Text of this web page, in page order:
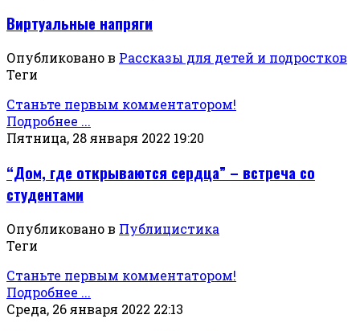
Виртуальные напряги
Опубликовано в Рассказы для детей и подростков
Теги
Станьте первым комментатором!
Подробнее ...
Пятница, 28 января 2022 19:20
“Дом, где открываются сердца” – встреча со
студентами
Опубликовано в Публицистика
Теги
Станьте первым комментатором!
Подробнее ...
Среда, 26 января 2022 22:13